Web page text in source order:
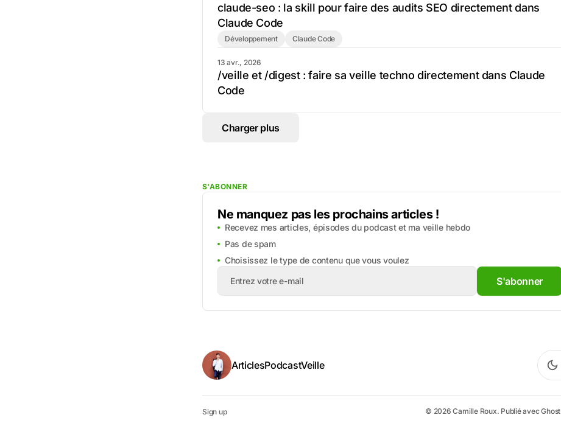
claude-seo : la skill pour faire des audits SEO directement dans
Claude Code
Développement Claude Code
13 avr., 2026
/veille et /digest : faire sa veille techno directement dans Claude
Code
Charger plus
S'ABONNER
Ne manquez pas les prochains articles !
Recevez mes articles, épisodes du podcast et ma veille hebdo
Pas de spam
Choisissez le type de contenu que vous voulez
S'abonner
ArticlesPodcastVeille
Sign up © 2026 Camille Roux. Publié avecGhost